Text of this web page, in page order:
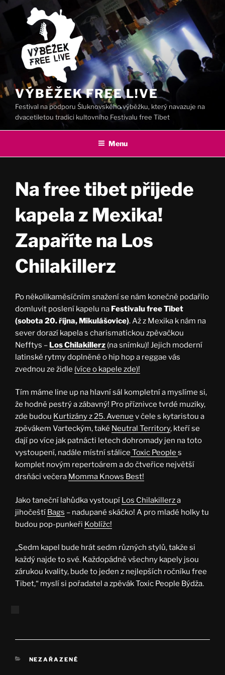
Přejít
VÝBĚŽEK FREE L!VE
Festival na podporu Šluknovského výběžku, který navazuje na
dvacetiletou tradici kultovního Festivalu free Tibet
Menu
Na free tibet přijede
kapela z Mexika!
Zapaříte na Los
Chilakillerz
Po několikaměsíčním snažení se nám konečně podařilo
domluvit poslení kapelu na Festivalu free Tibet
(sobota 20. října, Mikulášovice). Až z Mexika k nám na
sever dorazí kapela s charismatickou zpěvačkou
Nefftys – Los Chilakillerz (na snímku)! Jejich moderní
latinské rytmy doplněné o hip hop a reggae vás
zvednou ze židle (více o kapele zde)!
Tím máme line up na hlavní sál kompletní a myslíme si,
že hodně pestrý a zábavný! Pro příznivce tvrdé muziky,
zde budou Kurtizány z 25. Avenue v čele s kytaristou a
zpěvákem Varteckým, také Neutral Territory, kteří se
dají po více jak patnácti letech dohromady jen na toto
vystoupení, nadále místní stálice Toxic People s
komplet novým repertoárem a do čtveřice největší
drsňáci večera Momma Knows Best!
Jako taneční lahůdka vystoupí Los Chilakillerza
jihočeští Bags – nadupané skáčko! A pro mladé holky tu
budou pop-punkeři Koblížc!
„Sedm kapel bude hrát sedm různých stylů, takže si
každý najde to své. Každopádně všechny kapely jsou
zárukou kvality, bude to jeden z nejlepších ročníku free
Tibet,“ myslí si pořadatel a zpěvák Toxic People Býdža.
RUBRIKY
NEZAŘAZENÉ